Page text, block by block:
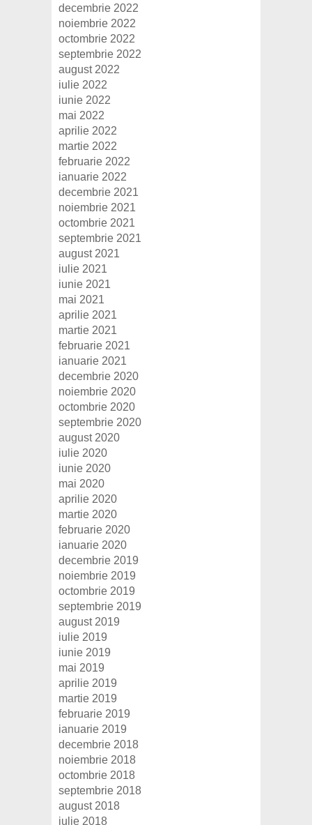
decembrie 2022
noiembrie 2022
octombrie 2022
septembrie 2022
august 2022
iulie 2022
iunie 2022
mai 2022
aprilie 2022
martie 2022
februarie 2022
ianuarie 2022
decembrie 2021
noiembrie 2021
octombrie 2021
septembrie 2021
august 2021
iulie 2021
iunie 2021
mai 2021
aprilie 2021
martie 2021
februarie 2021
ianuarie 2021
decembrie 2020
noiembrie 2020
octombrie 2020
septembrie 2020
august 2020
iulie 2020
iunie 2020
mai 2020
aprilie 2020
martie 2020
februarie 2020
ianuarie 2020
decembrie 2019
noiembrie 2019
octombrie 2019
septembrie 2019
august 2019
iulie 2019
iunie 2019
mai 2019
aprilie 2019
martie 2019
februarie 2019
ianuarie 2019
decembrie 2018
noiembrie 2018
octombrie 2018
septembrie 2018
august 2018
iulie 2018